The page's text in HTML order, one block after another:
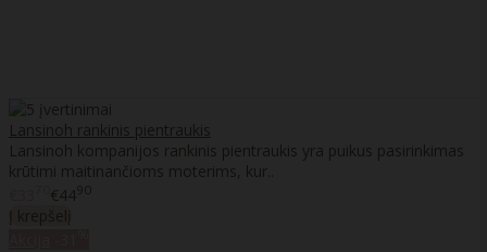
Lansinoh rankinis pientraukis
Lansinoh kompanijos rankinis pientraukis yra puikus pasirinkimas
krūtimi maitinančioms moterims, kur..
€4490